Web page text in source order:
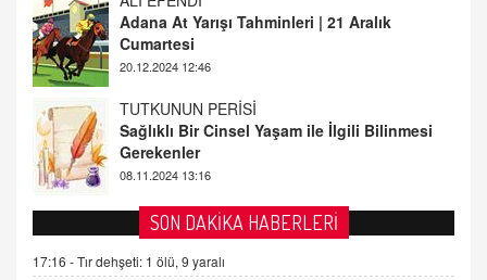
Sağlıklı Bir Cinsel Yaşam ile İlgili Bilinmesi
Gerekenler
08.11.2024 13:16
FARUK ÖNALAN
Tezkere Onaylanmasaydı…
2 Kasım 2021 Salı 00:11
AV. DOĞAN CAN DOĞAN
Kişisel verilerin korunması ve dijital hukukun
gelişimi
SON DAKİKA HABERLERİ
17:16 -Tır dehşeti: 1 ölü, 9 yaralı